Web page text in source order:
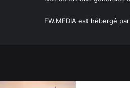
FW.MEDIA est hébergé